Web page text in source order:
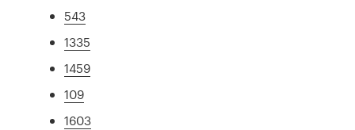
543
1335
1459
109
1603